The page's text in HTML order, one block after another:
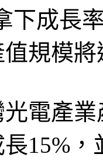
下成長
規模
電產
15%